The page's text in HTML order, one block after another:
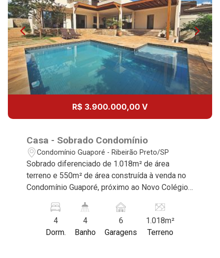
13
Aug/Thu
14
15
Aug/Sat
17
Aug/Mon
18
19
16:00
17:00
18:00R$ 3.900.000,00 V
Casa - Sobrado Condomínio
Condomínio Guaporé - Ribeirão Preto/SP
Sobrado diferenciado de 1.018m² de área
terreno e 550m² de área construída à venda no
Condomínio Guaporé, próximo ao Novo Colégio
Preto/SP. Conheça as características deste
imóvel que a Martinelli Imobiliária selecionou
para você: - 1.018m² de área terreno e 550m² de
4
Dorm.
4
Banho
6
Garagens
1.018m²
Terreno